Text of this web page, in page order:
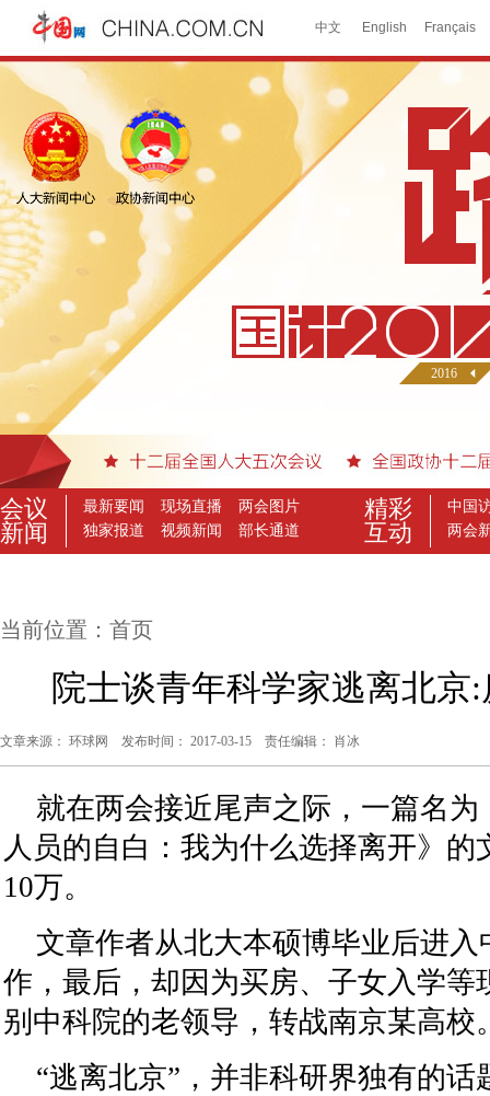
当前位置： 首页
院士谈青年科学家逃离北京
文章来源： 环球网 发布时间： 2017-03-15 责任编辑： 肖冰
就在两会接近尾声之际，一篇名
人员的自白：我为什么选择离开》的
10万。
文章作者从北大本硕博毕业后进
作，最后，却因为买房、子女入学等
别中科院的老领导，转战南京某高校
“逃离北京”，并非科研界独有的话